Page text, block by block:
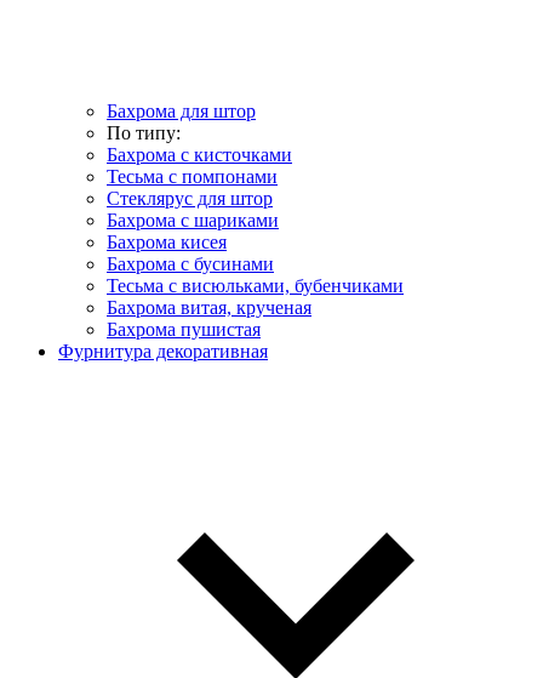
Бахрома для штор
По типу:
Бахрома с кисточками
Тесьма с помпонами
Стеклярус для штор
Бахрома с шариками
Бахрома кисея
Бахрома с бусинами
Тесьма с висюльками, бубенчиками
Бахрома витая, крученая
Бахрома пушистая
Фурнитура декоративная